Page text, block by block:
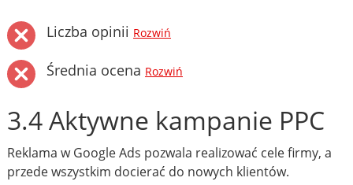
Liczba opinii Rozwiń
Średnia ocena Rozwiń
3.4 Aktywne kampanie PPC
Reklama w Google Ads pozwala realizować cele firmy, a
przede wszystkim docierać do nowych klientów.